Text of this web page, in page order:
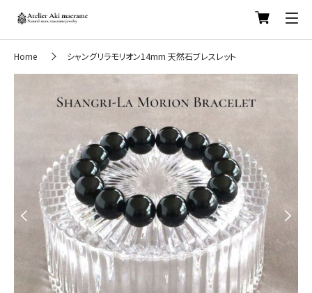
Home シャングリラモリオン14mm 天然石ブレスレット
Next